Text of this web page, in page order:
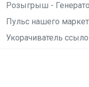
Розыгрыш -
Пульс нашего
Укорачиватель